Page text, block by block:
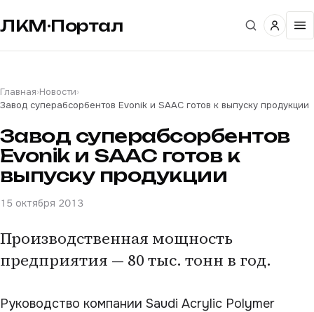
ЛКМ·Портал
Главная›Новости›
Завод суперабсорбентов Evonik и SAAC готов к выпуску продукции
Завод суперабсорбентов
Evonik и SAAC готов к
выпуску продукции
15 октября 2013
Производственная мощность
предприятия — 80 тыс. тонн в год.
Руководство компании Saudi Acrylic Polymer